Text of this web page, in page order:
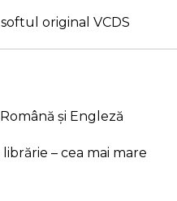
original VCDS
și Engleză
– cea mai mare